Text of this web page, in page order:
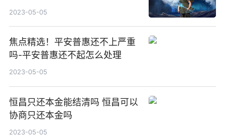
2023-05-05
焦点精选！平安普惠还不上严重
吗-平安普惠还不起怎么处理
2023-05-05
恒昌只还本金能结清吗 恒昌可以
协商只还本金吗
2023-05-05